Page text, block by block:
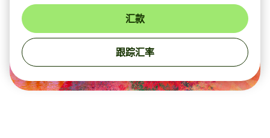
汇款
跟踪汇率